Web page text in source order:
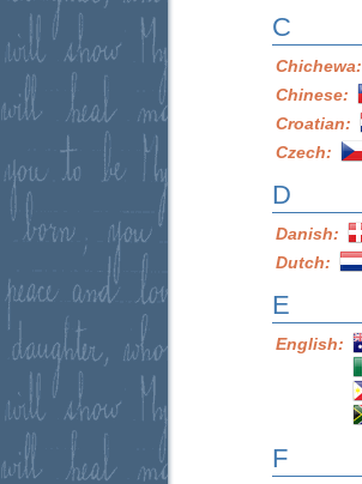
C
Chichewa:
Chinese:
Croatian:
Czech:
D
Danish:
Dutch:
E
English:
F